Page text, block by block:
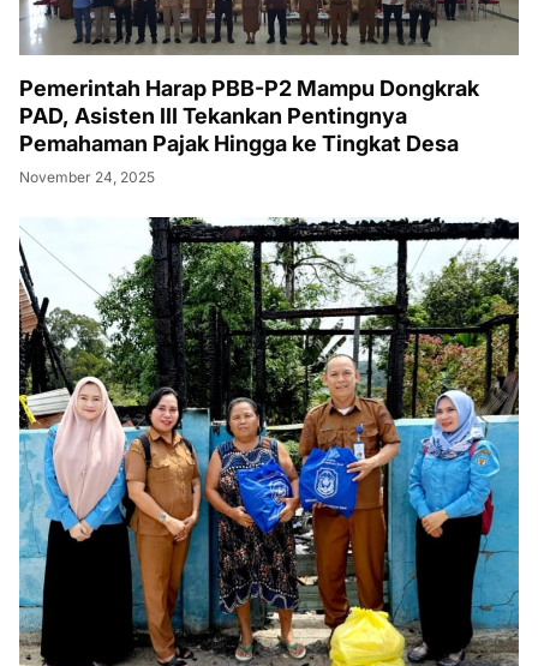
Pemerintah Harap PBB-P2 Mampu Dongkrak
PAD, Asisten III Tekankan Pentingnya
Pemahaman Pajak Hingga ke Tingkat Desa
November 24, 2025